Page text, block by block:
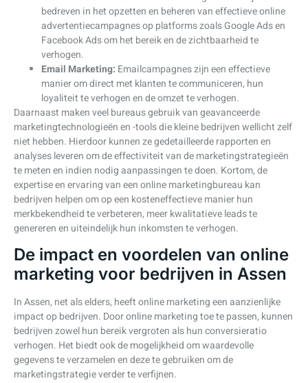
bedreven in het opzetten en beheren van effectieve online
advertentiecampagnes op platforms zoals Google Ads en
Facebook Ads om het bereik en de zichtbaarheid te
verhogen.
Email Marketing: Emailcampagnes zijn een effectieve
manier om direct met klanten te communiceren, hun
loyaliteit te verhogen en de omzet te verhogen.
Daarnaast maken veel bureaus gebruik van geavanceerde
marketingtechnologieën en -tools die kleine bedrijven wellicht zelf
niet hebben. Hierdoor kunnen ze gedetailleerde rapporten en
analyses leveren om de effectiviteit van de marketingstrategieën
te meten en indien nodig aanpassingen te doen. Kortom, de
expertise en ervaring van een online marketingbureau kan
bedrijven helpen om op een kosteneffectieve manier hun
merkbekendheid te verbeteren, meer kwalitatieve leads te
genereren en uiteindelijk hun inkomsten te verhogen.
De impact en voordelen van online
marketing voor bedrijven in Assen
In Assen, net als elders, heeft online marketing een aanzienlijke
impact op bedrijven. Door online marketing toe te passen, kunnen
bedrijven zowel hun bereik vergroten als hun conversieratio
verhogen. Het biedt ook de mogelijkheid om waardevolle
gegevens te verzamelen en deze te gebruiken om de
marketingstrategie verder te verfijnen.